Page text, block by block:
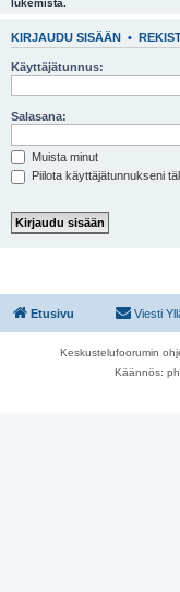
lukemista.
KIRJAUDU SISÄÄN •
Käyttäjätunnus:
Salasana:
Muista minut
Piilota käyttäjätunnukseni
Etusivu Viesti
Keskustelufoorumin
Käännös: